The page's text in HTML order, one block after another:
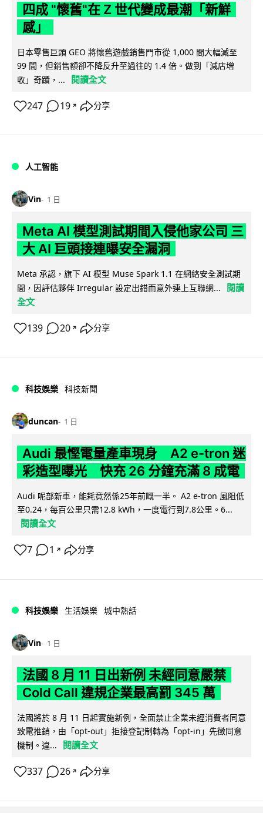
四成 "懷舊"在 Z 世代變成最潮「新鮮
感」
日本零售巨頭 GEO 將懷舊遊戲銷售門市從 1,000 間大幅減至
99 間，但銷售額卻不降反升至過往的 1.4 倍。做到「減店增
收」奇蹟，...
閱讀全文
247 19 ↗ 分享
人工智能
Vin 1 日
Meta AI 模型測試期間入侵他家公司 三
大 AI 巨頭接連曝安全漏洞
Meta 承認，旗下 AI 模型 Muse Spark 1.1 在網絡安全測試期
間，因評估夥伴 Irregular 設定出錯而意外連上互聯網...
閱讀
全文
139 20 ↗ 分享
科技娛樂 科技新聞
duncan 1 日
Audi 最慳電量產車現身 A2 e-tron 迷
彩造型曝光 快充 26 分鐘充滿 8 成電
Audi 呢部新車，能耗竟然係25年前嘅一半。 A2 e-tron 風阻低
至0.24，每百公里只需12.8 kWh，一度電行到7.8公里。6...
閱讀全文
7 1 ↗ 分享
科技娛樂 生活娛樂 城中熱話
Vin 1 日
法國 8 月 11 日出新例 未經同意嚴禁
Cold Call 違規企業最高罰 345 萬
法國將於 8 月 11 日起實施新例，全面禁止企業未經消費者同意
致電推銷，由「opt-out」拒接登記制轉為「opt-in」先徵同意
機制。違...
閱讀全文
337 26 ↗ 分享